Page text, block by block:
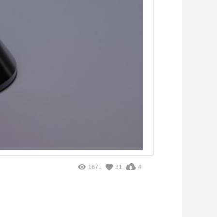
1671 31 4